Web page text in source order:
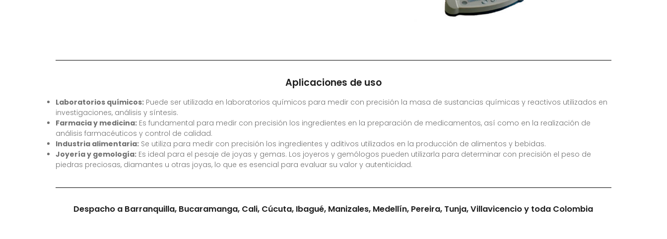
Aplicaciones de uso
Laboratorios químicos:Puede ser utilizada en laboratorios químicos para medir con precisión la masa de sustancias químicas y reactivos utilizados en
investigaciones, análisis y síntesis.
Farmacia y medicina:Es fundamental para medir con precisión los ingredientes en la preparación de medicamentos, así como en la realización de
análisis farmacéuticos y control de calidad.
Industria alimentaria:Se utiliza para medir con precisión los ingredientes y aditivos utilizados en la producción de alimentos y bebidas.
Joyería y gemología:Es ideal para el pesaje de joyas y gemas. Los joyeros y gemólogos pueden utilizarla para determinar con precisión el peso de
piedras preciosas, diamantes u otras joyas, lo que es esencial para evaluar su valor y autenticidad.
Despacho a Barranquilla, Bucaramanga, Cali, Cúcuta, Ibagué, Manizales, Medellín, Pereira, Tunja, Villavicencio y toda Colombia